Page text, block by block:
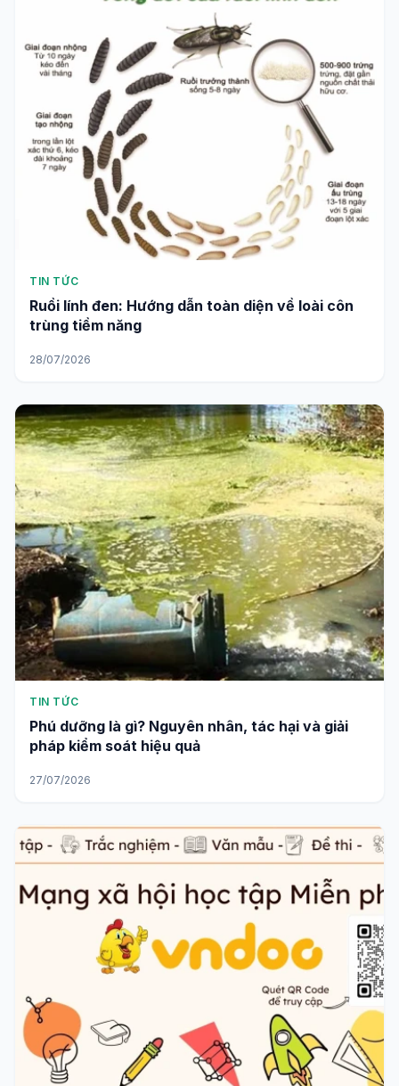
TIN TỨC
Ruồi lính đen: Hướng dẫn toàn diện về loài côn
trùng tiềm năng
28/07/2026
TIN TỨC
Phú dưỡng là gì? Nguyên nhân, tác hại và giải
pháp kiểm soát hiệu quả
27/07/2026